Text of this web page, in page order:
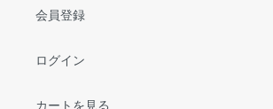
会員登録
ログイン
カートを見る